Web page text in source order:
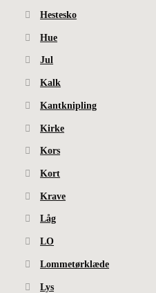
Hestesko
Hue
Jul
Kalk
Kantknipling
Kirke
Kors
Kort
Krave
Låg
LO
Lommetørklæde
Lys